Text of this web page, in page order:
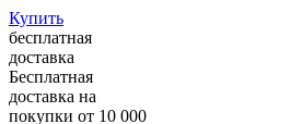
Купить
бесплатная
доставка
Бесплатная
доставка на
покупки от 10 000